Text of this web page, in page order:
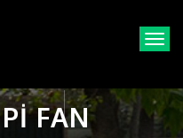
T
g
l
FAN